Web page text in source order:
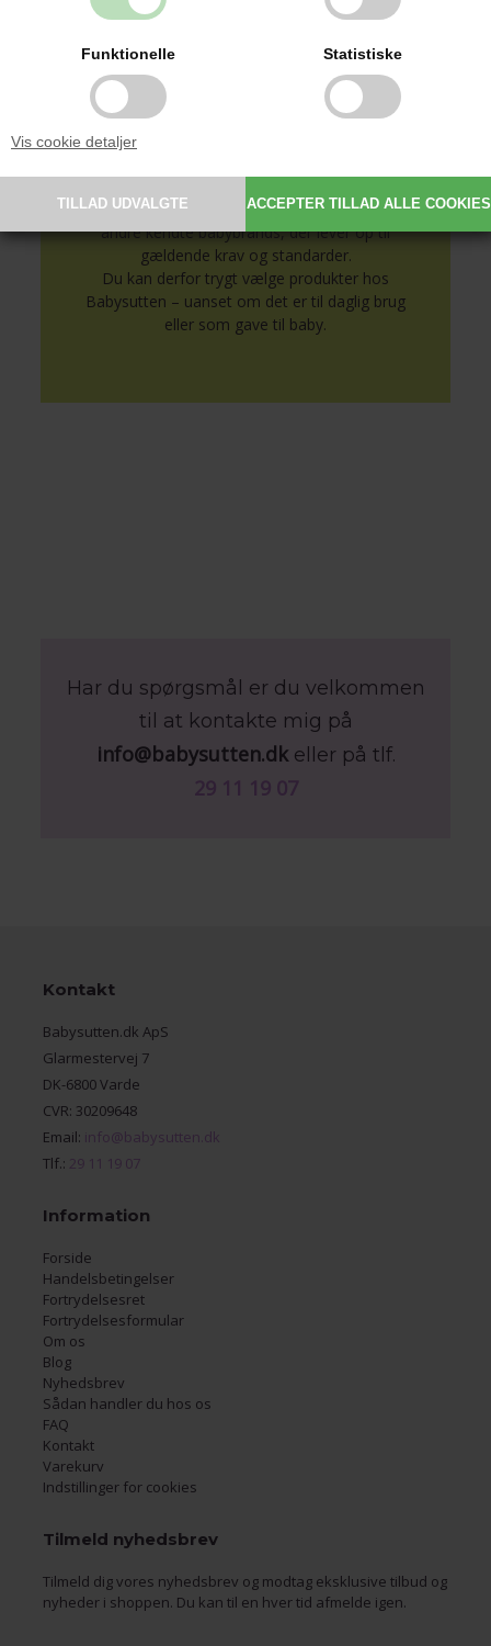
Funktionelle Statistiske
Vis cookie detaljer
Sikkert og nøje udvalgt til
Vi fører populære mærker som BIBS og
andre kendte babybrands, der lever op til
gældende krav og standarder.
Du kan derfor trygt vælge produkter hos
Babysutten – uanset om det er til daglig brug
eller som gave til baby.
Har du spørgsmål er du velkommen
til at kontakte mig på
info@babysutten.dkeller på tlf.
29 11 19 07
Kontakt
Babysutten.dk ApS
Glarmestervej 7
DK-6800 Varde
CVR: 30209648
Email: info@babysutten.dk
Tlf.: 29 11 19 07
Information
Forside
Handelsbetingelser
Fortrydelsesret
Fortrydelsesformular
Om os
Blog
Nyhedsbrev
Sådan handler du hos os
FAQ
Kontakt
Varekurv
Indstillinger for cookies
Tilmeld nyhedsbrev
Tilmeld dig vores nyhedsbrev og modtag eksklusive tilbud og
nyheder i shoppen. Du kan til en hver tid afmelde igen.